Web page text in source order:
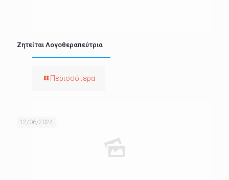
Ζητείται Λογοθεραπεύτρια
Περισσότερα
12/06/2024